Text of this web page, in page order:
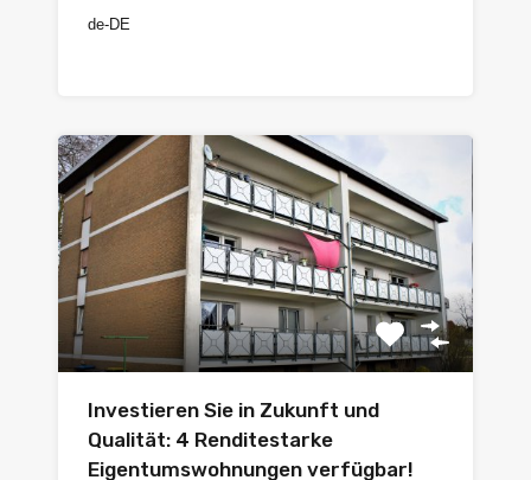
de-DE
Investieren Sie in Zukunft und
Qualität: 4 Renditestarke
Eigentumswohnungen verfügbar!